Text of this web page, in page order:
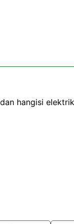
hangisi